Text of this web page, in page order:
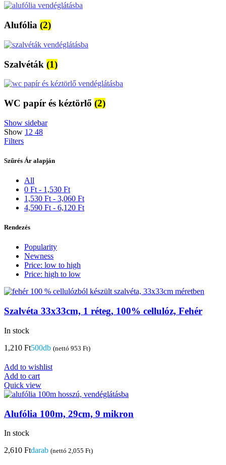
Alufólia (2)
Szalvéták (1)
WC papír és kéztörlő (2)
Show sidebar
Show 12 48
Filters
Szűrés Ár alapján
All
0 Ft - 1,530 Ft
1,530 Ft - 3,060 Ft
4,590 Ft - 6,120 Ft
Rendezés
Popularity
Newness
Price: low to high
Price: high to low
Szalvéta 33x33cm, 1 réteg, 100% cellulóz, Fehér
In stock
1,210 Ft500db (nettó 953 Ft)
Add to wishlist
Add to cart
Quick view
Alufólia 100m, 29cm, 9 mikron
In stock
2,610 Ftdarab (nettó 2,055 Ft)